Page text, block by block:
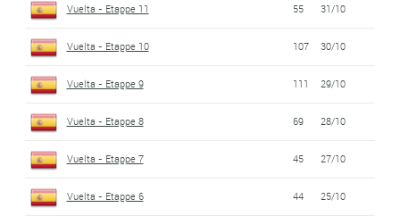
Vuelta - Etappe 11 55 31/10
Vuelta - Etappe 10 107 30/10
Vuelta - Etappe 9 111 29/10
Vuelta - Etappe 8 69 28/10
Vuelta - Etappe 7 45 27/10
Vuelta - Etappe 6 44 25/10